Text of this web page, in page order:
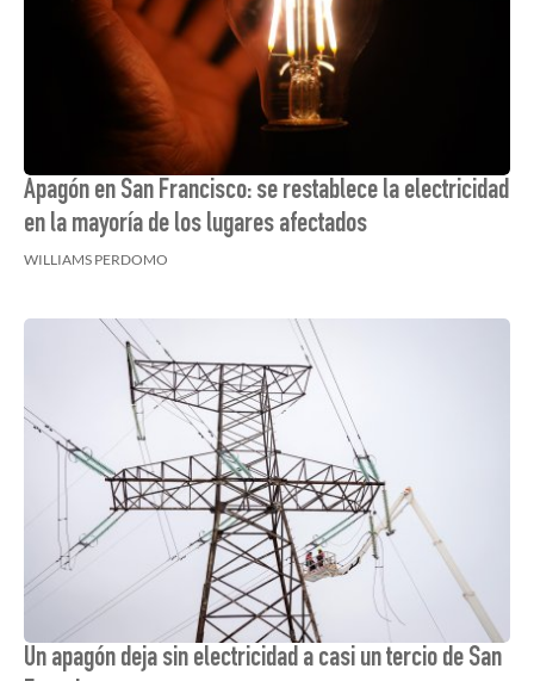
Apagón en San Francisco: se restablece la electricidad
en la mayoría de los lugares afectados
WILLIAMS PERDOMO
Un apagón deja sin electricidad a casi un tercio de San